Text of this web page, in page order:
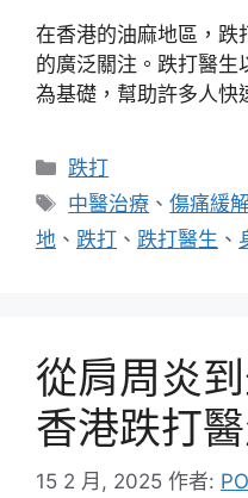
在香港的油麻地區，跌
的廣泛關注。跌打醫生
為基礎，幫助許多人快
分
類
跌打
標
籤
中醫治療 、傷痛緩
地 、 跌打 、 跌打醫生 、
從肩周炎
香港跌打
15 2 月, 2025 作者: